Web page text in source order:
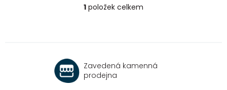
O
c
í
1 položek celkem
Zavedená kamenná
prodejna